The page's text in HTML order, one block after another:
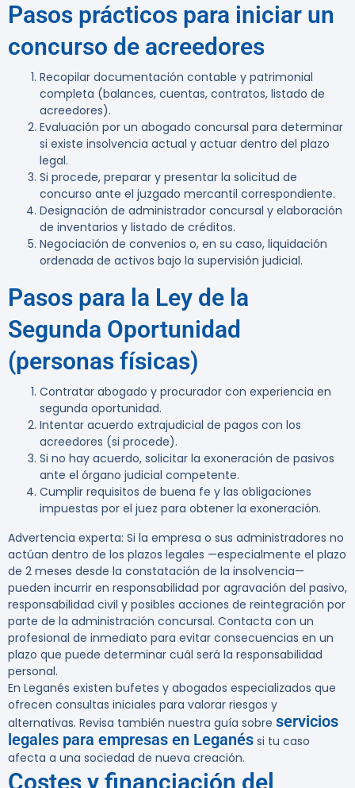
Pasos prácticos para iniciar un
concurso de acreedores
Recopilar documentación contable y patrimonial
completa (balances, cuentas, contratos, listado de
acreedores).
Evaluación por un abogado concursal para determinar
si existe insolvencia actual y actuar dentro del plazo
legal.
Si procede, preparar y presentar la solicitud de
concurso ante el juzgado mercantil correspondiente.
Designación de administrador concursal y elaboración
de inventarios y listado de créditos.
Negociación de convenios o, en su caso, liquidación
ordenada de activos bajo la supervisión judicial.
Pasos para la Ley de la
Segunda Oportunidad
(personas físicas)
Contratar abogado y procurador con experiencia en
segunda oportunidad.
Intentar acuerdo extrajudicial de pagos con los
acreedores (si procede).
Si no hay acuerdo, solicitar la exoneración de pasivos
ante el órgano judicial competente.
Cumplir requisitos de buena fe y las obligaciones
impuestas por el juez para obtener la exoneración.
Advertencia experta: Si la empresa o sus administradores no
actúan dentro de los plazos legales —especialmente el plazo
de 2 meses desde la constatación de la insolvencia—
pueden incurrir en responsabilidad por agravación del pasivo,
responsabilidad civil y posibles acciones de reintegración por
parte de la administración concursal. Contacta con un
profesional de inmediato para evitar consecuencias en un
plazo que puede determinar cuál será la responsabilidad
personal.
En Leganés existen bufetes y abogados especializados que
ofrecen consultas iniciales para valorar riesgos y
alternativas. Revisa también nuestra guía sobre servicios
legales para empresas en Leganés si tu caso
afecta a una sociedad de nueva creación.
Costes y financiación del